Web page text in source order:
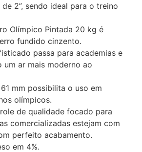
2”, sendo ideal para o treino
Olímpico Pintada 20 kg é
fundido cinzento.
passa para academias e
um ar mais moderno ao
mm possibilita o uso em
olímpicos.
de qualidade focado para
comercializadas estejam com
perfeito acabamento.
em 4%.